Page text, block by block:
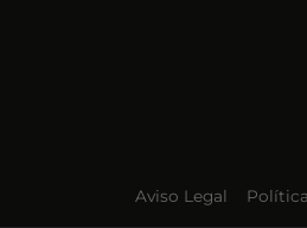
Aviso Legal